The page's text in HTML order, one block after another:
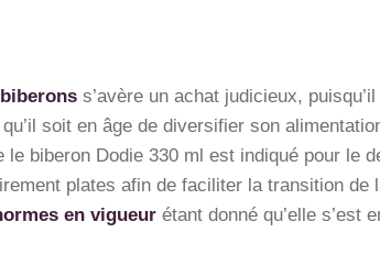
s’avère un achat judicieux,
soit en âge de diversifier son
le biberon Dodie 330 ml est indiqué pour le
plates afin de faciliter la transition
en vigueur étant donné qu’elle s’est